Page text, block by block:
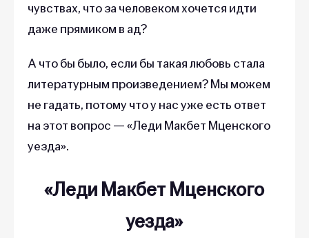
чувствах, что за человеком хочется идти
даже прямиком в ад?
А что бы было, если бы такая любовь стала
литературным произведением? Мы можем
не гадать, потому что у нас уже есть ответ
на этот вопрос — «Леди Макбет Мценского
уезда».
«Леди Макбет Мценского
уезда»